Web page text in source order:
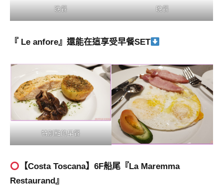
晚餐 晚餐
『 Le anfore』還能在這享受早餐SET
特別點的早餐
【Costa Toscana】6F船尾『La Maremma
Restaurand』